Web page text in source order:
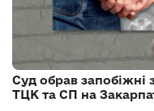
Суд обрав запобіжні
ТЦК та СП на